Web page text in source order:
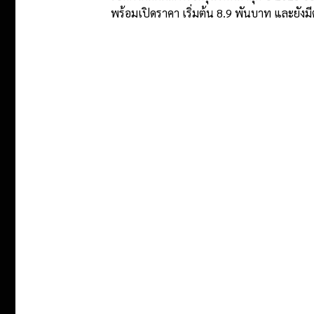
พร้อมเปิดราคา เริ่มต้น 8.9 พันบาท และยัง